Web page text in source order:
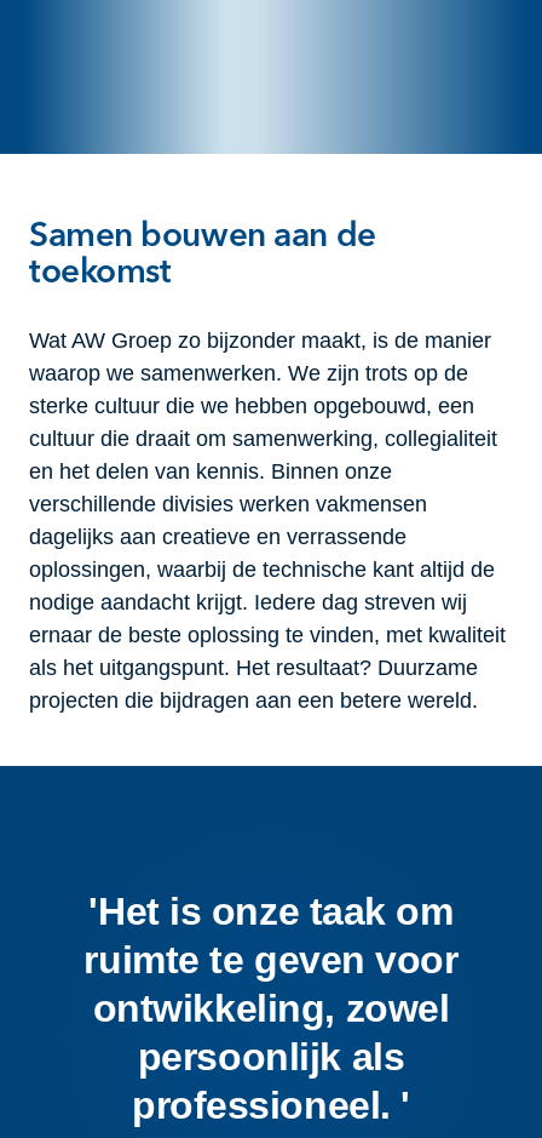
Samen bouwen aan de
toekomst
Wat AW Groep zo bijzonder maakt, is de manier
waarop we samenwerken. We zijn trots op de
sterke cultuur die we hebben opgebouwd, een
cultuur die draait om samenwerking, collegialiteit
en het delen van kennis. Binnen onze
verschillende divisies werken vakmensen
dagelijks aan creatieve en verrassende
oplossingen, waarbij de technische kant altijd de
nodige aandacht krijgt. Iedere dag streven wij
ernaar de beste oplossing te vinden, met kwaliteit
als het uitgangspunt. Het resultaat? Duurzame
projecten die bijdragen aan een betere wereld.
'Het is onze taak om
ruimte te geven voor
ontwikkeling, zowel
persoonlijk als
professioneel. '